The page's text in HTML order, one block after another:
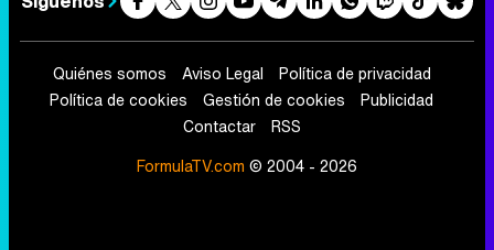
Quiénes somos Aviso Legal
Política de privacidad
Política de cookies
Gestión de cookies
Publicidad
Contactar
RSS
FormulaTV.com © 2004 - 2026